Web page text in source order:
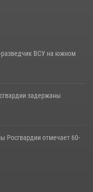
разведчик ВСУ на южном
задержаны
Росгвардии отмечает 60-